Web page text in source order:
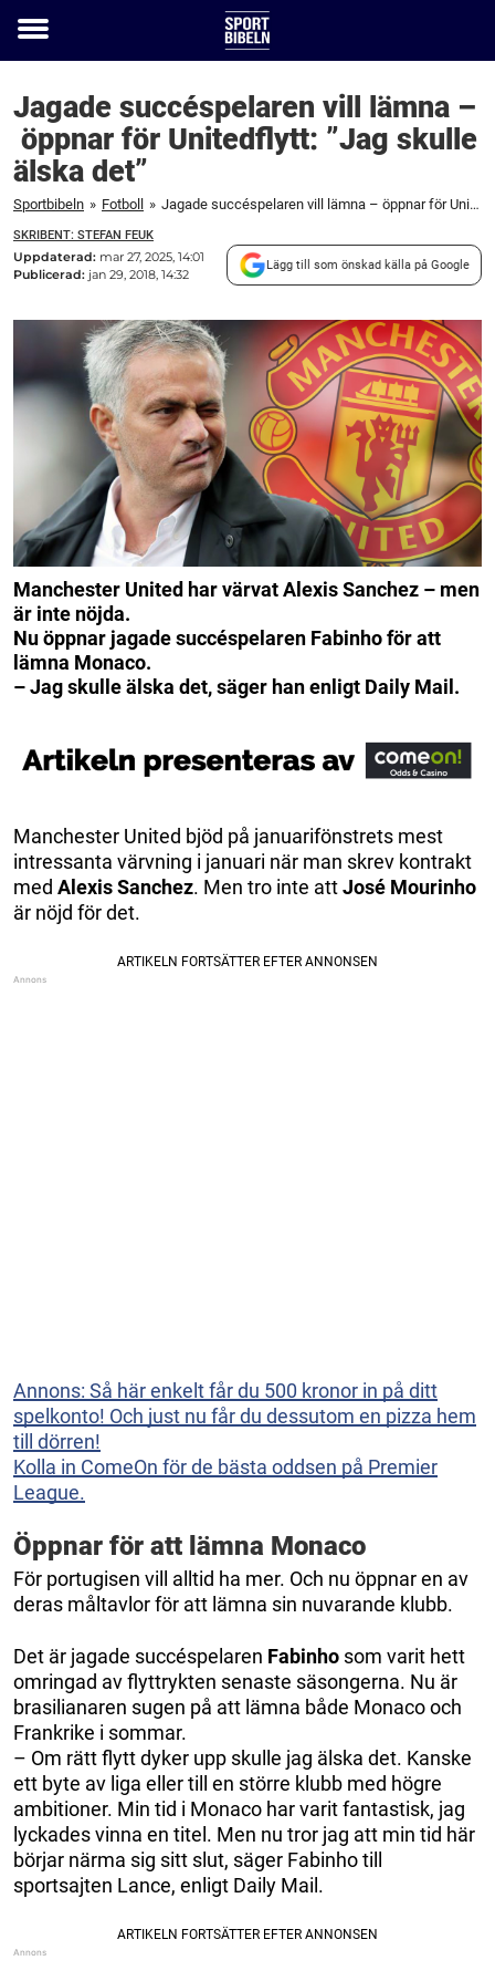
Toggle
Jagade succéspelaren vill lämna –
öppnar för Unitedflytt: ”Jag skulle
älska det”
Sportbibeln » Fotboll » Jagade succéspelaren vill lämna – öppnar för Unitedflytt: "Jag skulle älska det"
SKRIBENT: STEFAN FEUK
Uppdaterad: mar 27, 2025, 14:01
Publicerad: jan 29, 2018, 14:32
Lägg till som önskad källa på Google
Manchester United har värvat Alexis Sanchez – men
är inte nöjda.
Nu öppnar jagade succéspelaren Fabinho för att
lämna Monaco.
– Jag skulle älska det, säger han enligt Daily Mail.
Manchester United bjöd på januarifönstrets mest
intressanta värvning i januari när man skrev kontrakt
med Alexis Sanchez. Men tro inte attJosé Mourinho
är nöjd för det.
Annons: Så här enkelt får du 500 kronor in på ditt
spelkonto! Och just nu får du dessutom en pizza hem
till dörren!
Kolla in ComeOn för de bästa oddsen på Premier
League.
Öppnar för att lämna Monaco
För portugisen vill alltid ha mer. Och nu öppnar en av
deras måltavlor för att lämna sin nuvarande klubb.
Det är jagade succéspelaren Fabinho som varit hett
omringad av flyttrykten senaste säsongerna. Nu är
brasilianaren sugen på att lämna både Monaco och
Frankrike i sommar.
– Om rätt flytt dyker upp skulle jag älska det. Kanske
ett byte av liga eller till en större klubb med högre
ambitioner. Min tid i Monaco har varit fantastisk, jag
lyckades vinna en titel. Men nu tror jag att min tid här
börjar närma sig sitt slut, säger Fabinho till
sportsajten Lance, enligt Daily Mail.